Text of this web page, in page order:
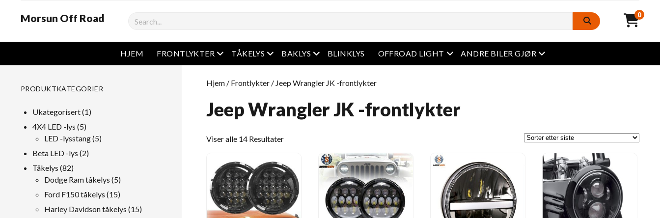
Morsun Off Road Søk 0
HJEM FRONTLYKTER Åpen meny
TÅKELYS Åpen meny
BAKLYS Åpen meny
BLINKLYS OFFROAD LIGHT Åpen meny
ANDRE BILER GJØR Åpen meny
Hjem / Frontlykter / Jeep Wrangler JK -frontlykter
Jeep Wrangler JK -frontlykter
Viser alle 14 ResultaterSortert
PRODUKTKATEGORIER
Ukategorisert 11
4X4 LED -lys 55
Produkter
LED -lysstang 55
Beta LED -lys 22
Tåkelys 8282
Produkter
Dodge Ram tåkelys 55
Produkter
Ford F150 tåkelys 1515
Produkter
Harley Davidson tåkelys 1515